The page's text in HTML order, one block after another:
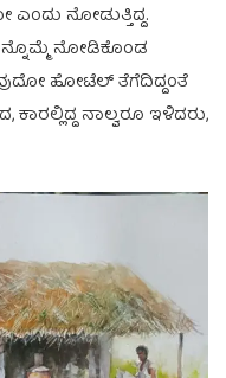
ಎಂದು ನೋಡುತ್ತಿದ್ದ.
ನೋಡಿಕೊಂಡ
ಹೋಟೆಲ್ ತೆಗೆದಿದ್ದಂತೆ
ನಾಲ್ವರೂ ಇಳಿದರು,